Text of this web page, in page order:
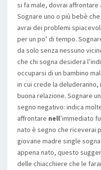
si fa male, dovrai affrontare
Sognare uno o più bebè
avrai dei problemi
per un po’ di tempo.
da solo senza nessuno
che chi sogna desidera
occuparsi di un bambino
in cui crede la deluderanno,
buona relazione. Sognare
segno negativo: indica
affrontare nell’immediato
nato è segno che riceverai
giovane madre single
appena nato, questo
delle chiacchiere che le